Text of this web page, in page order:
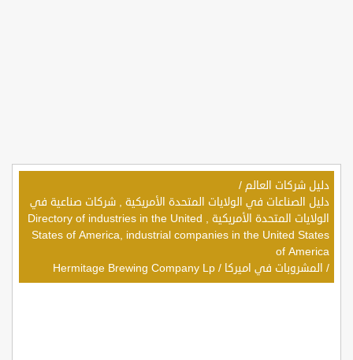
دليل شركات العالم /
دليل الصناعات في الولايات المتحدة الأمريكية , شركات صناعية في
الولايات المتحدة الأمريكية , Directory of industries in the United
States of America, industrial companies in the United States
of America
/ المشروبات في اميركا /
Hermitage Brewing Company Lp